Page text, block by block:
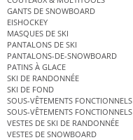
GANTS DE SNOWBOARD
EISHOCKEY
MASQUES DE SKI
PANTALONS DE SKI
PANTALONS-DE-SNOWBOARD
PATINS À GLACE
SKI DE RANDONNÉE
SKI DE FOND
SOUS-VÊTEMENTS FONCTIONNELS
SOUS-VÊTEMENTS FONCTIONNELS
VESTES DE SKI DE RANDONNÉE
VESTES DE SNOWBOARD